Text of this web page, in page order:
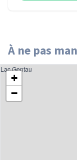
À ne pas
+
−
Lac Gentau